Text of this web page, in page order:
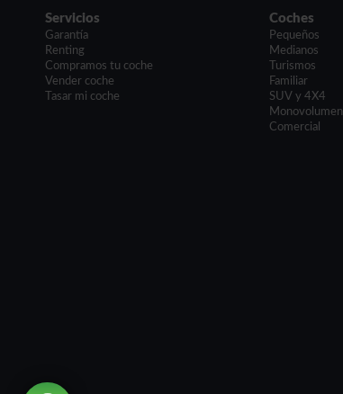
Servicios
Garantía
Renting
Compramos tu coche
Vender coche
Tasar mi coche
Coches
Pequeños
Medianos
Turismos
Familiar
SUV y 4X4
Monovolumen
Comercial